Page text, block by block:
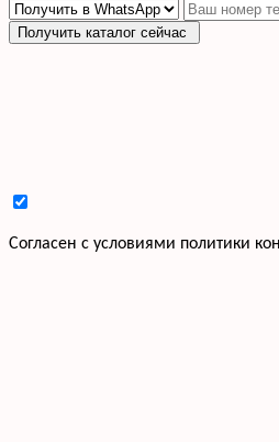
Получить каталог сейчас
Cогласен с условиями политики